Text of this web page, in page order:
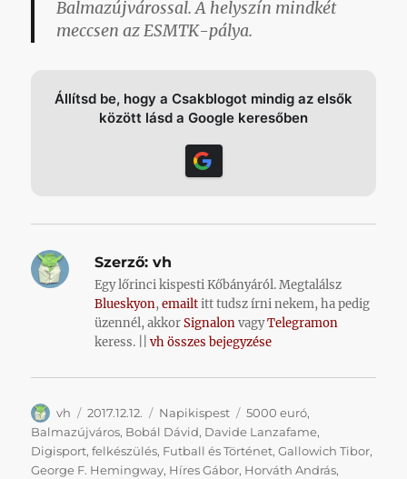
Balmazújvárossal. A helyszín mindkét
meccsen az ESMTK-pálya.
Állítsd be, hogy a Csakblogot mindig az elsők
között lásd a Google keresőben
Szerző: vh
Egy lőrinci kispesti Kőbányáról. Megtalálsz
Blueskyon,emailtitt tudsz írni nekem, ha pedig
üzennél, akkorSignalonvagyTelegramon
keress. ||vh összes bejegyzése
Szerző
vh Közzétéve
2017.12.12. Kategória
Napikispest Címke
5000 euró,
Balmazújváros, Bobál Dávid, Davide Lanzafame,
Digisport,felkészülés, Futball és Történet,Gallowich Tibor,
George F. Hemingway, Híres Gábor, Horváth András,